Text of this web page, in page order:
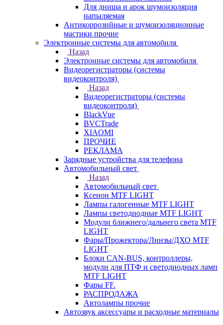
Для днища и арок шумоизоляция
напыляемая
Антикоррозийные и шумоизоляционные
мастики прочие
Электронные системы для автомобиля
Назад
Электронные системы для автомобиля
Видеорегистраторы (системы
видеоконтроля)
Назад
Видеорегистраторы (системы
видеоконтроля)
BlackVue
BVCTrade
XIAOMI
ПРОЧИЕ
РЕКЛАМА
Зарядные устройства для телефона
Автомобильный свет
Назад
Автомобильный свет
Ксенон MTF LIGHT
Лампы галогенные MTF LIGHT
Лампы светодиодные MTF LIGHT
Модули ближнего/дальнего света MTF
LIGHT
Фары/Прожектора/Линзы/ДХО MTF
LIGHT
Блоки CAN-BUS, контроллеры,
модули для ПТФ и светодиодных ламп
MTF LIGHT
Фары FF.
РАСПРОДАЖА
Автолампы прочие
Автозвук аксессуары и расходные материалы